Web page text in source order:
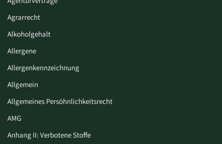
Agrarrecht
Alkoholgehalt
Allergene
Allergenkennzeichnung
Allgemein
Allgemeines Persöhnlichkeitsrecht
AMG
Anhang II: Verbotene Stoffe